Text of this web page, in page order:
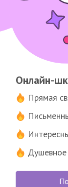
Онлайн-
Прямая